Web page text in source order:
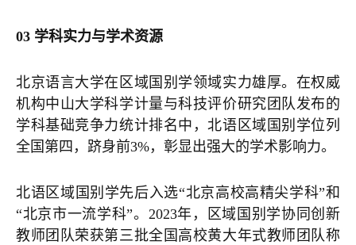
03 学科实力与学术资源
北京语言大学在区域国别学领域实力雄厚。在权威
机构中山大学科学计量与科技评价研究团队发布的
学科基础竞争力统计排名中，北语区域国别学位列
全国第四，跻身前3%，彰显出强大的学术影响力。
北语区域国别学先后入选“北京高校高精尖学科”和
“北京市一流学科”。2023年，区域国别学协同创新
教师团队荣获第三批全国高校黄大年式教师团队称